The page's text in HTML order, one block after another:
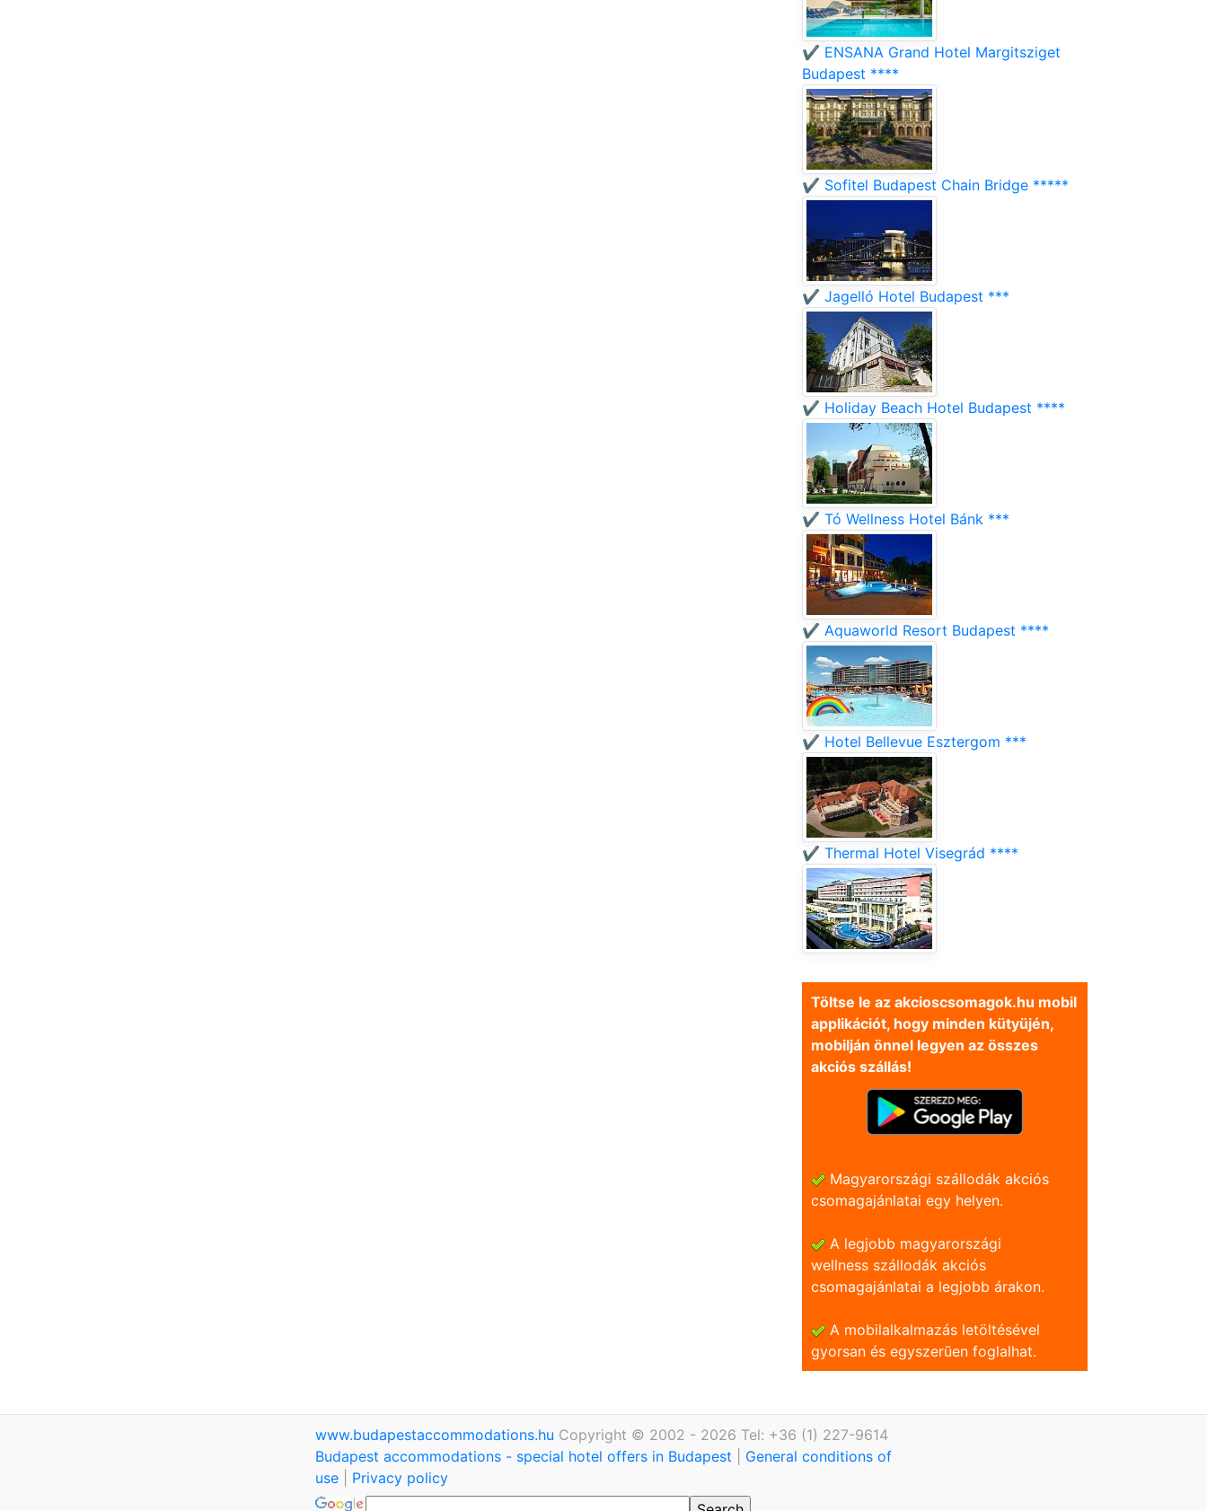
✔️ ENSANA Grand Hotel Margitsziget
Budapest ****
✔️ Sofitel Budapest Chain Bridge *****
✔️ Jagelló Hotel Budapest ***
✔️ Holiday Beach Hotel Budapest ****
✔️ Tó Wellness Hotel Bánk ***
✔️ Aquaworld Resort Budapest ****
✔️ Hotel Bellevue Esztergom ***
✔️ Thermal Hotel Visegrád ****
Töltse le az akcioscsomagok.hu mobil
applikációt, hogy minden kütyüjén,
mobilján önnel legyen az összes
akciós szállás!
Magyarországi szállodák akciós
csomagajánlatai egy helyen.
A legjobb magyarországi
wellness szállodák akciós
csomagajánlatai a legjobb árakon.
A mobilalkalmazás letöltésével
gyorsan és egyszerũen foglalhat.
www.budapestaccommodations.hu Copyright © 2002 - 2026 Tel: +36 (1) 227-9614
Budapest accommodations - special hotel offers in Budapest
General conditions of
use
Privacy policy